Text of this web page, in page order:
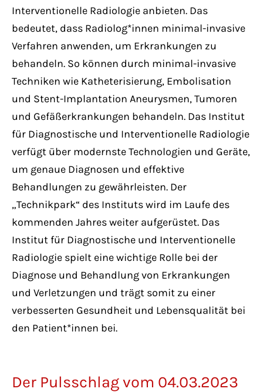
Interventionelle Radiologie anbieten. Das
bedeutet, dass Radiolog*innen minimal-invasive
Verfahren anwenden, um Erkrankungen zu
behandeln. So können durch minimal-invasive
Techniken wie Katheterisierung, Embolisation
und Stent-Implantation Aneurysmen, Tumoren
und Gefäßerkrankungen behandeln. Das Institut
für Diagnostische und Interventionelle Radiologie
verfügt über modernste Technologien und Geräte,
um genaue Diagnosen und effektive
Behandlungen zu gewährleisten. Der
„Technikpark“ des Instituts wird im Laufe des
kommenden Jahres weiter aufgerüstet. Das
Institut für Diagnostische und Interventionelle
Radiologie spielt eine wichtige Rolle bei der
Diagnose und Behandlung von Erkrankungen
und Verletzungen und trägt somit zu einer
verbesserten Gesundheit und Lebensqualität bei
den Patient*innen bei.
Der Pulsschlag vom 04.03.2023